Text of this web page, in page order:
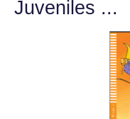
Juveniles ...